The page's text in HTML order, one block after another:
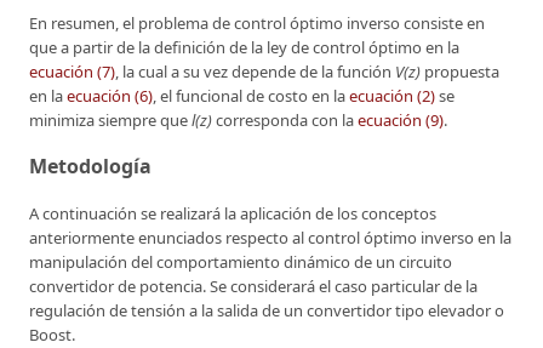
En resumen, el problema de control óptimo inverso consiste en
que a partir de la definición de la ley de control óptimo en la
ecuación (7), la cual a su vez depende de la función V(z) propuesta
en laecuación (6), el funcional de costo en laecuación (2)se
minimiza siempre quel(z)corresponda con laecuación (9).
Metodología
A continuación se realizará la aplicación de los conceptos
anteriormente enunciados respecto al control óptimo inverso en la
manipulación del comportamiento dinámico de un circuito
convertidor de potencia. Se considerará el caso particular de la
regulación de tensión a la salida de un convertidor tipo elevador o
Boost.